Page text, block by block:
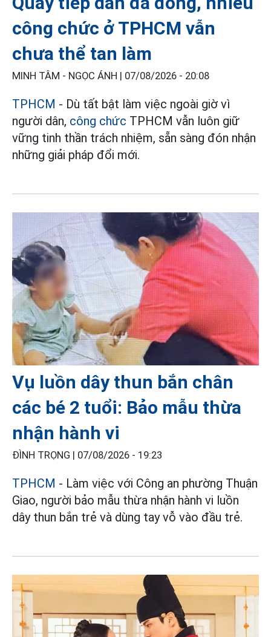
công chức ở TPHCM vẫn
chưa thể tan làm
MINH TÂM - NGỌC ÁNH | 07/08/2026 - 20:08
TPHCM - Dù tất bật làm việc ngoài giờ vì
người dân, công chức TPHCM vẫn luôn giữ
vững tinh thần trách nhiệm, sẵn sàng đón nhận
những giải pháp đổi mới.
Vụ luồn dây thun bắn chân
các bé 2 tuổi: Bảo mẫu thừa
nhận hành vi
ĐÌNH TRỌNG | 07/08/2026 - 19:23
TPHCM - Làm việc với Công an phường Thuận
Giao, người bảo mẫu thừa nhận hành vi luồn
dây thun bắn trẻ và dùng tay vỗ vào đầu trẻ.